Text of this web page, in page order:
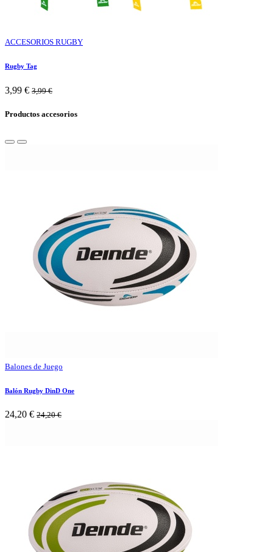
ACCESORIOS RUGBY
Rugby Tag
3,99 € 3,99€
Productos accesorios
Balones de Juego
Balón Rugby DinD One
24,20 € 24,20€